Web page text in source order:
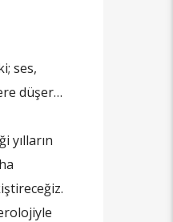
ses,
düşer…
yılların